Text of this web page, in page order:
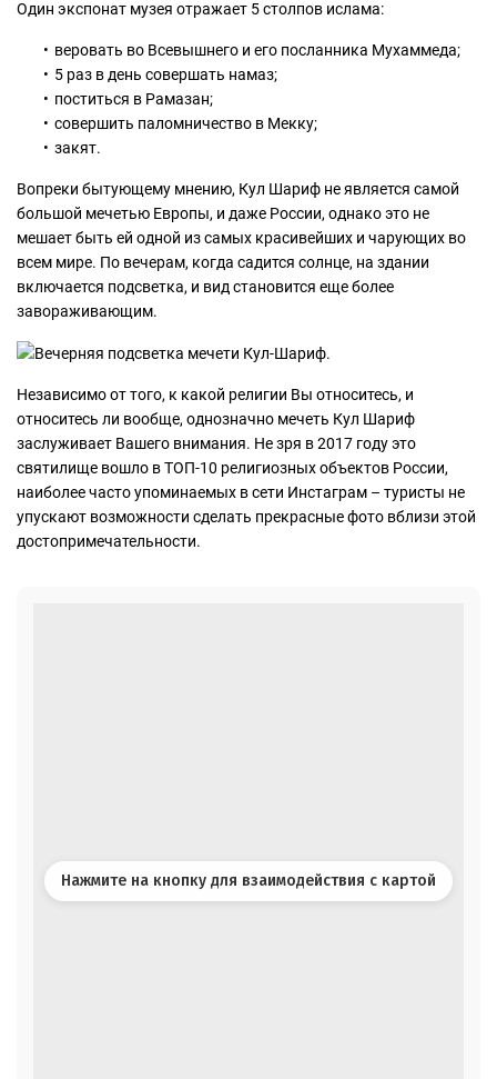
Один экспонат музея отражает 5 столпов ислама:
веровать во Всевышнего и его посланника Мухаммеда;
5 раз в день совершать намаз;
поститься в Рамазан;
совершить паломничество в Мекку;
закят.
Вопреки бытующему мнению, Кул Шариф не является самой
большой мечетью Европы, и даже России, однако это не
мешает быть ей одной из самых красивейших и чарующих во
всем мире. По вечерам, когда садится солнце, на здании
включается подсветка, и вид становится еще более
завораживающим.
Независимо от того, к какой религии Вы относитесь, и
относитесь ли вообще, однозначно мечеть Кул Шариф
заслуживает Вашего внимания. Не зря в 2017 году это
святилище вошло в ТОП-10 религиозных объектов России,
наиболее часто упоминаемых в сети Инстаграм – туристы не
упускают возможности сделать прекрасные фото вблизи этой
достопримечательности.
Нажмите на кнопку для взаимодействия с картой